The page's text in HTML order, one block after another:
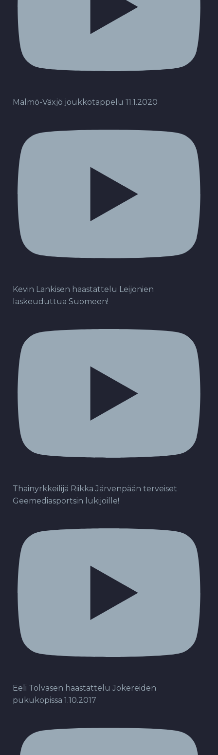
Malmö-Växjö joukkotappelu 11.1.2020
Kevin Lankisen haastattelu Leijonien
laskeuduttua Suomeen!
Thainyrkkeilijä Riikka Järvenpään terveiset
Geemediasportsin lukijoille!
Eeli Tolvasen haastattelu Jokereiden
pukukopissa 1.10.2017